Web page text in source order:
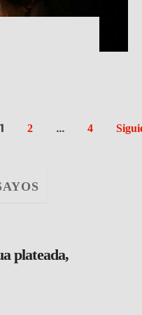
1 2 … 4
plateada,